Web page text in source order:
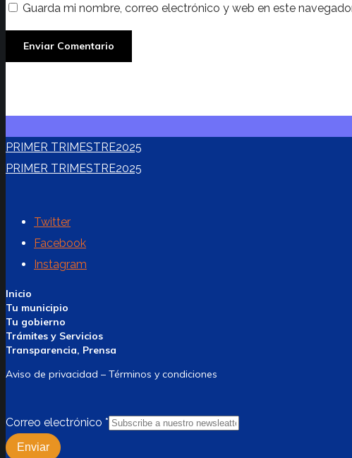
Guarda mi nombre, correo electrónico y web en este
PRIMER TRIMESTRE2025
PRIMER TRIMESTRE2025
Twitter
Facebook
Instagram
Inicio
Tu municipio
Tu gobierno
Trámites y Servicios
Transparencia, Prensa
Aviso de privacidad – Términos y condiciones
Correo electrónico *
Enviar